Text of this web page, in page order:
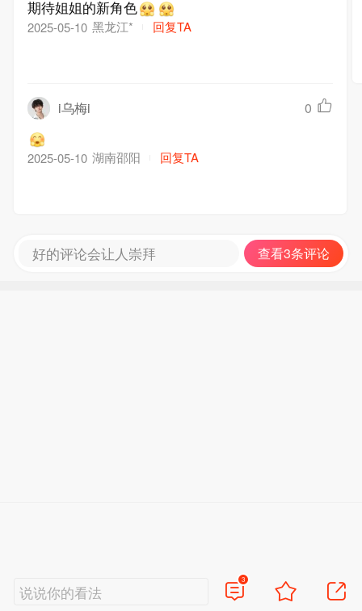
期待姐姐的新角色
2025-05-10 黑龙江* 回复TA
i乌梅i 0
2025-05-10 湖南邵阳 回复TA
好的评论会让人崇拜 查看3条评论
说说你的看法
3